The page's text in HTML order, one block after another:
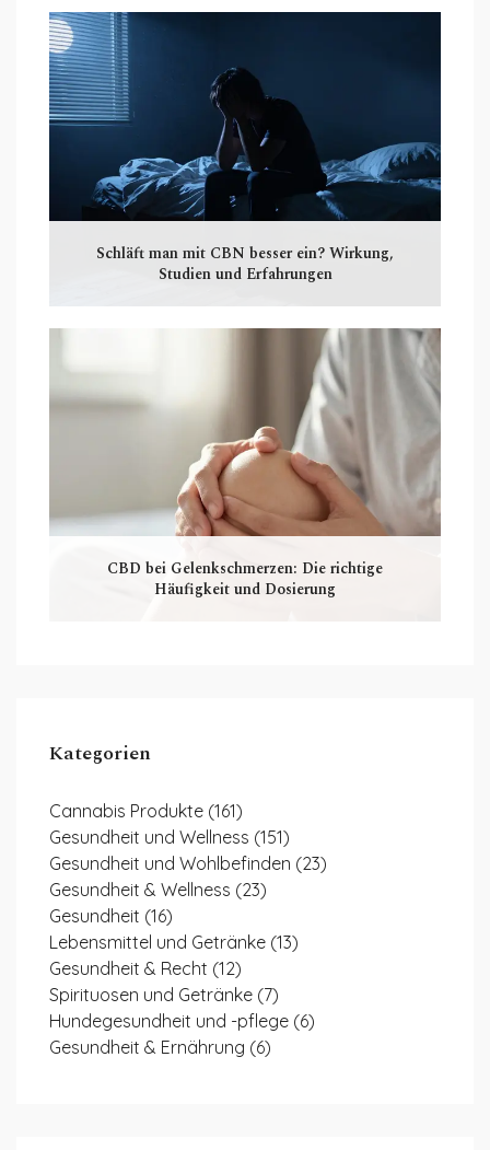
Schläft man mit CBN besser ein? Wirkung,
Studien und Erfahrungen
CBD bei Gelenkschmerzen: Die richtige
Häufigkeit und Dosierung
Kategorien
Cannabis Produkte (161)
Gesundheit und Wellness (151)
Gesundheit und Wohlbefinden (23)
Gesundheit & Wellness (23)
Gesundheit (16)
Lebensmittel und Getränke (13)
Gesundheit & Recht (12)
Spirituosen und Getränke (7)
Hundegesundheit und -pflege (6)
Gesundheit & Ernährung (6)